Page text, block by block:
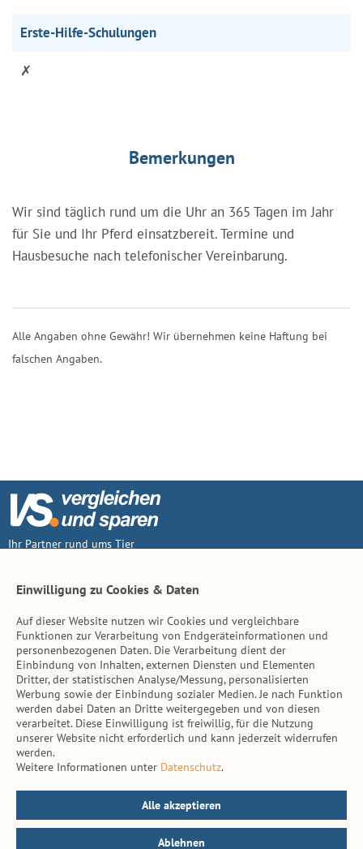
Erste-Hilfe-Schulungen
✗
Bemerkungen
Wir sind täglich rund um die Uhr an 365 Tagen im Jahr
für Sie und Ihr Pferd einsatzbereit. Termine und
Hausbesuche nach telefonischer Vereinbarung.
Alle Angaben ohne Gewähr! Wir übernehmen keine Haftung bei
falschen Angaben.
Ihr Partner rund ums Tier
Inhalt
Tierarzt-Suche
Hinweise
AGB
Impressum
Datenschutz
Kontakt
Einwilligung zu Cookies & Daten
Auf dieser Website nutzen wir Cookies und vergleichbare
Funktionen zur Verarbeitung von Endgeräteinformationen und
personenbezogenen Daten. Die Verarbeitung dient der
Einbindung von Inhalten, externen Diensten und Elementen
Dritter, der statistischen Analyse/Messung, personalisierten
Werbung sowie der Einbindung sozialer Medien. Je nach Funktion
werden dabei Daten an Dritte weitergegeben und von diesen
verarbeitet. Diese Einwilligung ist freiwillig, für die Nutzung
unserer Website nicht erforderlich und kann jederzeit widerrufen
werden.
Weitere Informationen unter Datenschutz.
Alle akzeptieren
Ablehnen